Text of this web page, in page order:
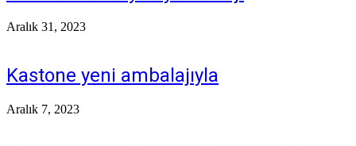
Aralık 31, 2023
Kastone yeni ambalajıyla
Aralık 7, 2023